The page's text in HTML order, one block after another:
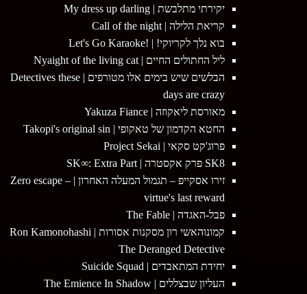
יקירתי מתלבשת | My dress up darling
קריאת הלילה | Call of the night
בוא נלך לקריוקי! | !Let's Go Karaoke
ליל החתולים החיים | Nyaight of the living cat
הבלשים שיש בימים אלו מטורפים | Detectives these
days are crazy
מאורסת ליאקוזה | Yakuza Fiance
החטא הקדמון של טאקופי | Takopi's original sin
פרוג'קט סקאי | Project Sekai
SK8 פרק אקסטרה | SK∞: Extra Part
זירו אסקייפ – תגמול המעלה האחרון | Zero escape –
virtue's last reward
פבל-האגדה | The Fable
קמונוהאשי רון מסקנות אסורות | Ron Kamonohashi
The Deranged Detective
יחידת המתאבדים | Suicide Squad
העליון שבצללים | The Emience In Shadow